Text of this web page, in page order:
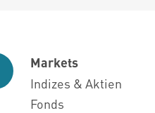
Markets
Indizes & Aktien
Fonds